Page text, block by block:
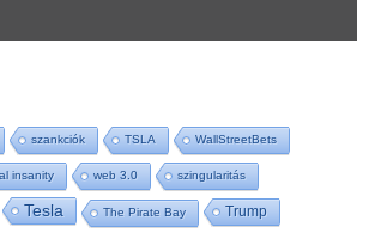
szankciók TSLA WallStreetBets
insanity web 3.0 szingularitás
Tesla The Pirate Bay Trump